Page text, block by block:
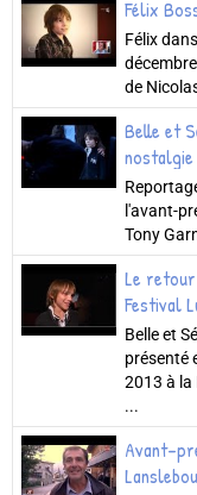
Félix
Félix
de
Belle et
nostalgie
l'avant-
Tony
Le
Festival
Belle et
présenté
2013 à la
...
Avant-